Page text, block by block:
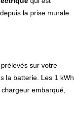
la prise murale.
sur votre
la batterie. Les 1 kWh
embarqué,